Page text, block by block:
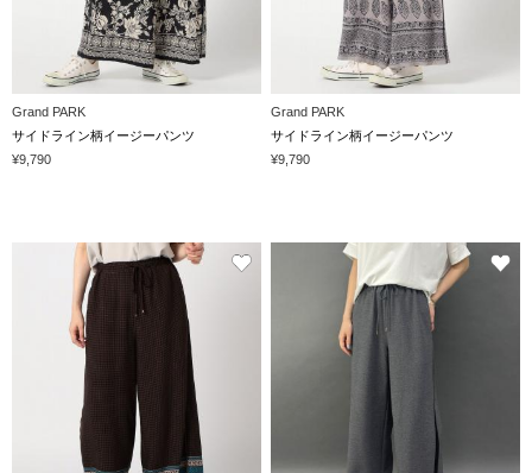
Grand PARK
サイドライン柄イージーパンツ
¥9,790
Grand PARK
サイドライン柄イージーパンツ
¥9,790